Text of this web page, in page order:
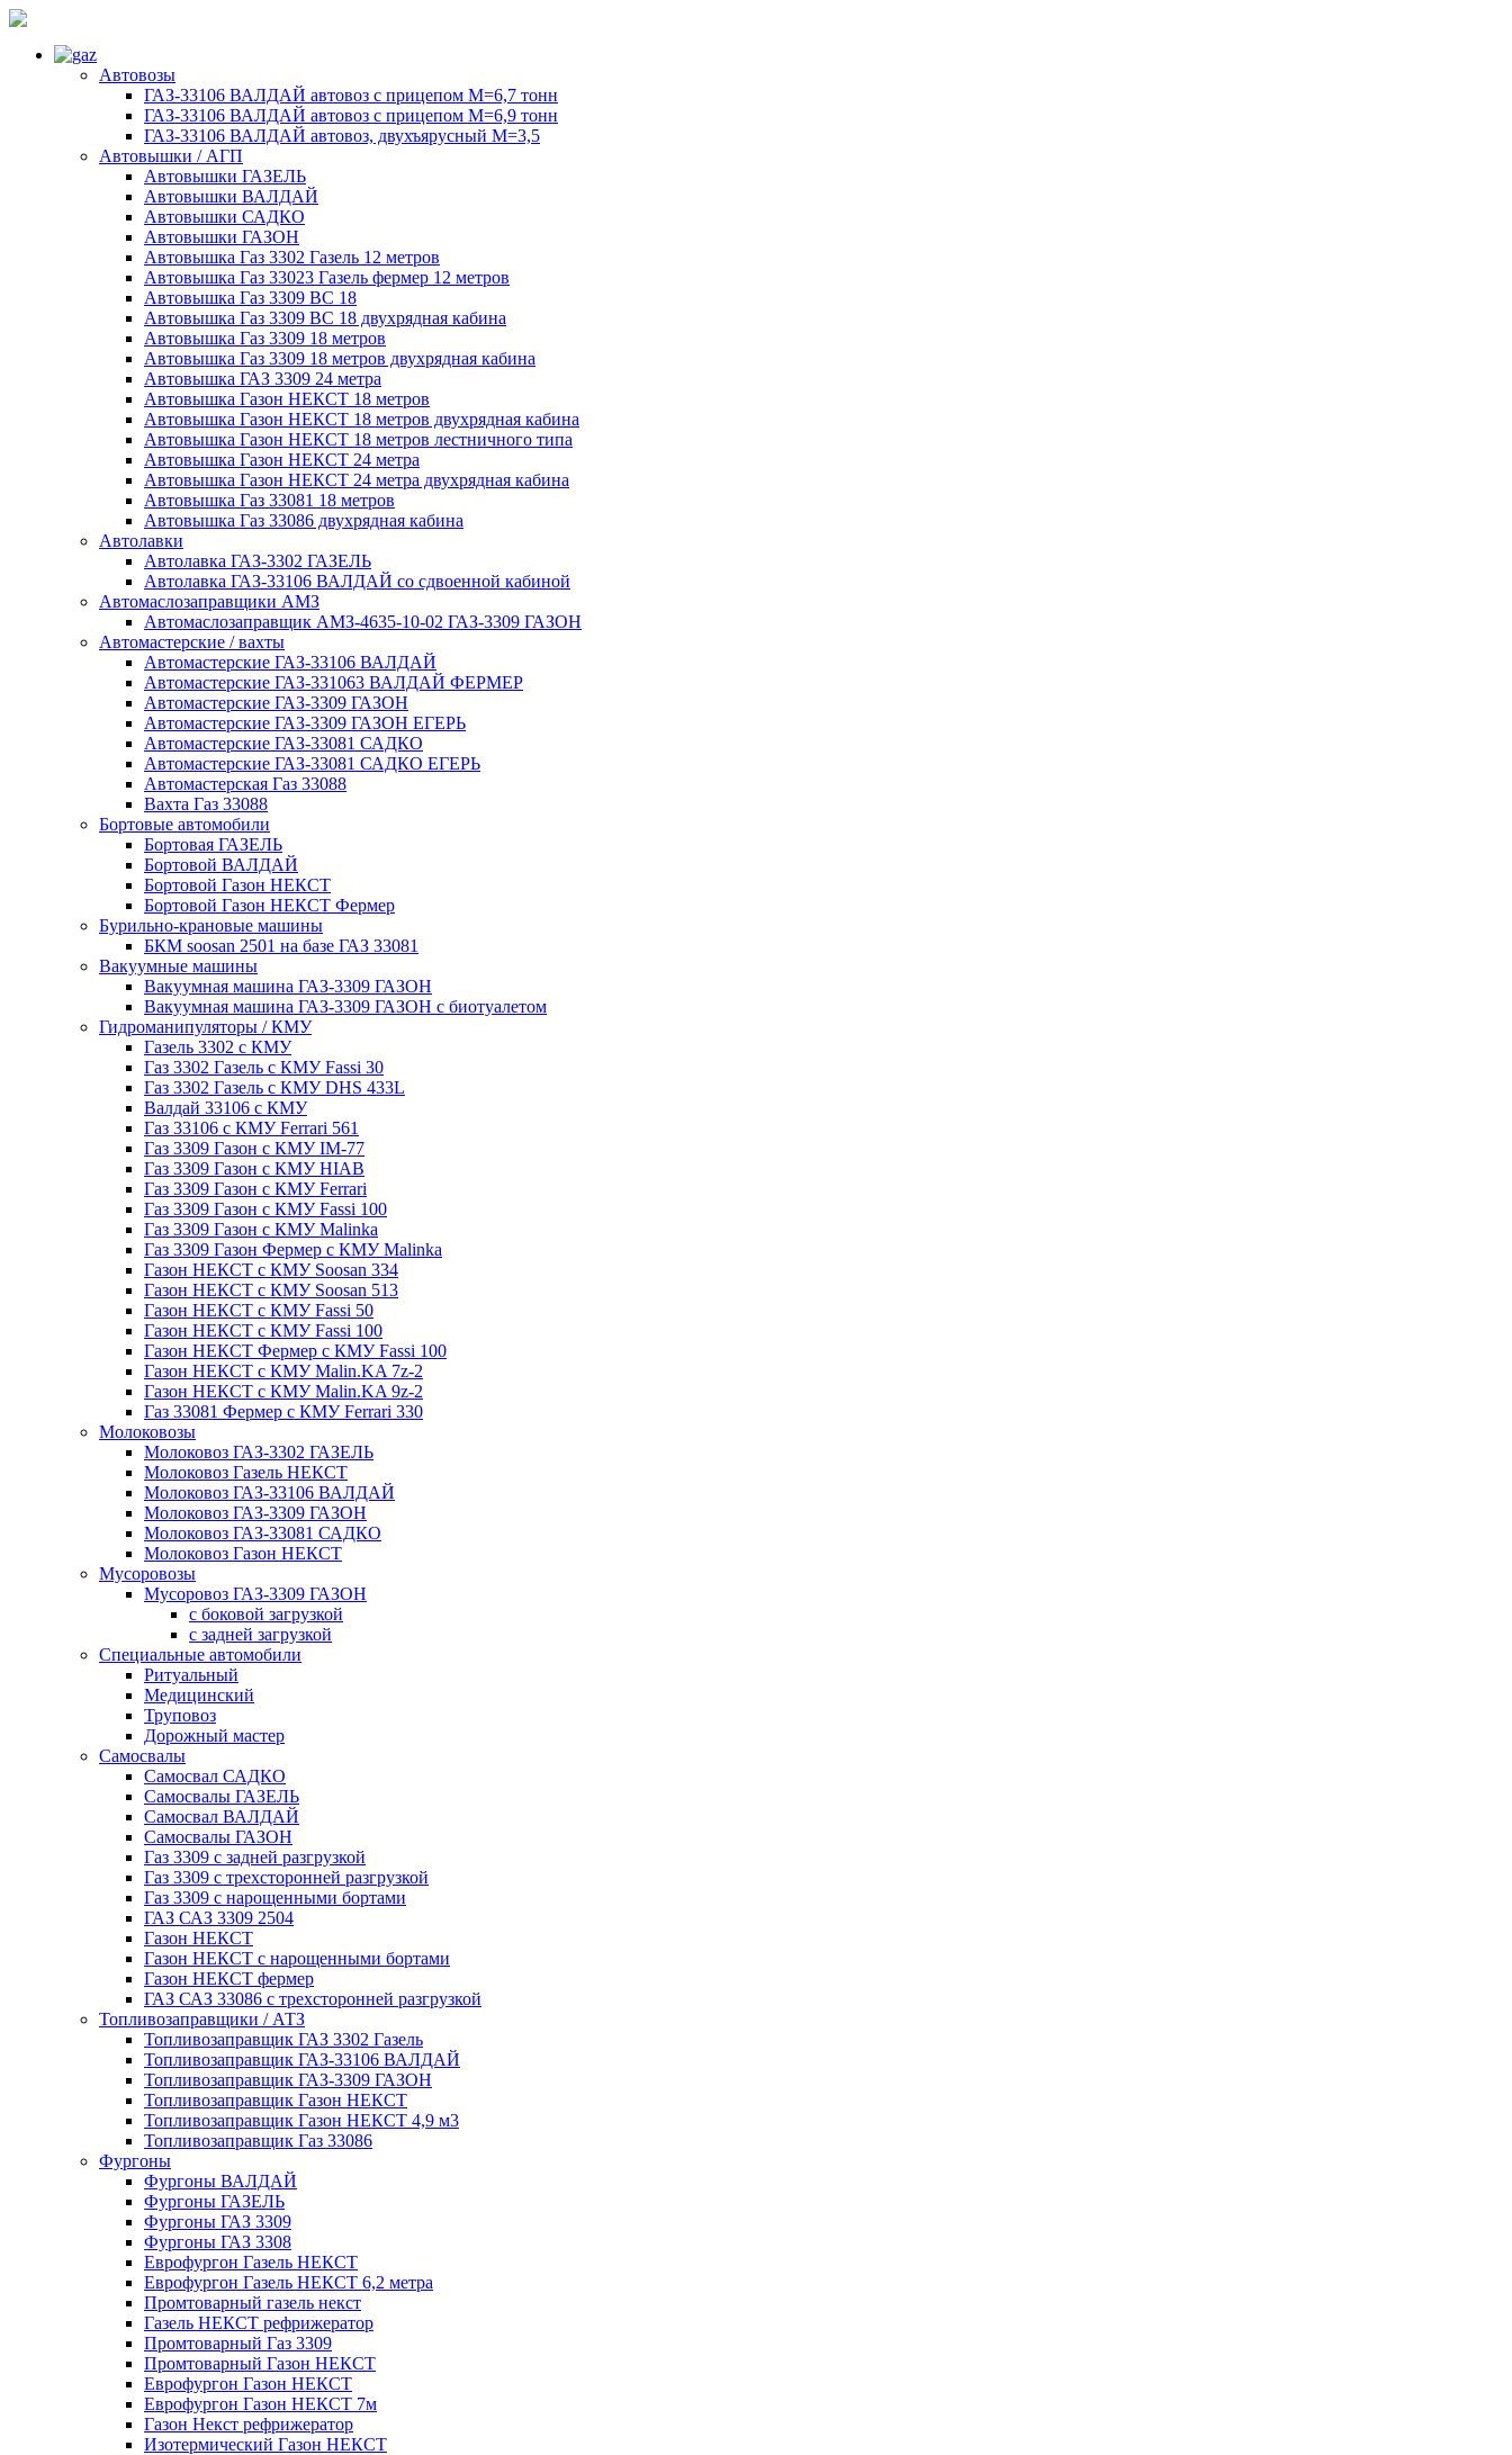
Автовозы
ГАЗ-33106 ВАЛДАЙ автовоз с прицепом М=6,7 тонн
ГАЗ-33106 ВАЛДАЙ автовоз с прицепом М=6,9 тонн
ГАЗ-33106 ВАЛДАЙ автовоз, двухъярусный М=3,5
Автовышки / АГП
Автовышки ГАЗЕЛЬ
Автовышки ВАЛДАЙ
Автовышки САДКО
Автовышки ГАЗОН
Автовышка Газ 3302 Газель 12 метров
Автовышка Газ 33023 Газель фермер 12 метров
Автовышка Газ 3309 ВС 18
Автовышка Газ 3309 ВС 18 двухрядная кабина
Автовышка Газ 3309 18 метров
Автовышка Газ 3309 18 метров двухрядная кабина
Автовышка ГАЗ 3309 24 метра
Автовышка Газон НЕКСТ 18 метров
Автовышка Газон НЕКСТ 18 метров двухрядная кабина
Автовышка Газон НЕКСТ 18 метров лестничного типа
Автовышка Газон НЕКСТ 24 метра
Автовышка Газон НЕКСТ 24 метра двухрядная кабина
Автовышка Газ 33081 18 метров
Автовышка Газ 33086 двухрядная кабина
Автолавки
Автолавка ГАЗ-3302 ГАЗЕЛЬ
Автолавка ГАЗ-33106 ВАЛДАЙ со сдвоенной кабиной
Автомаслозаправщики АМЗ
Автомаслозаправщик АМЗ-4635-10-02 ГАЗ-3309 ГАЗОН
Автомастерские / вахты
Автомастерские ГАЗ-33106 ВАЛДАЙ
Автомастерские ГАЗ-331063 ВАЛДАЙ ФЕРМЕР
Автомастерские ГАЗ-3309 ГАЗОН
Автомастерские ГАЗ-3309 ГАЗОН ЕГЕРЬ
Автомастерские ГАЗ-33081 САДКО
Автомастерские ГАЗ-33081 САДКО ЕГЕРЬ
Автомастерская Газ 33088
Вахта Газ 33088
Бортовые автомобили
Бортовая ГАЗЕЛЬ
Бортовой ВАЛДАЙ
Бортовой Газон НЕКСТ
Бортовой Газон НЕКСТ Фермер
Бурильно-крановые машины
БКМ soosan 2501 на базе ГАЗ 33081
Вакуумные машины
Вакуумная машина ГАЗ-3309 ГАЗОН
Вакуумная машина ГАЗ-3309 ГАЗОН с биотуалетом
Гидроманипуляторы / КМУ
Газель 3302 с КМУ
Газ 3302 Газель с КМУ Fassi 30
Газ 3302 Газель с КМУ DHS 433L
Валдай 33106 с КМУ
Газ 33106 с КМУ Ferrari 561
Газ 3309 Газон с КМУ IM-77
Газ 3309 Газон с КМУ HIAB
Газ 3309 Газон с КМУ Ferrari
Газ 3309 Газон с КМУ Fassi 100
Газ 3309 Газон с КМУ Malinka
Газ 3309 Газон Фермер с КМУ Malinka
Газон НЕКСТ с КМУ Soosan 334
Газон НЕКСТ с КМУ Soosan 513
Газон НЕКСТ с КМУ Fassi 50
Газон НЕКСТ с КМУ Fassi 100
Газон НЕКСТ Фермер с КМУ Fassi 100
Газон НЕКСТ с КМУ Malin.KA 7z-2
Газон НЕКСТ с КМУ Malin.KA 9z-2
Газ 33081 Фермер с КМУ Ferrari 330
Молоковозы
Молоковоз ГАЗ-3302 ГАЗЕЛЬ
Молоковоз Газель НЕКСТ
Молоковоз ГАЗ-33106 ВАЛДАЙ
Молоковоз ГАЗ-3309 ГАЗОН
Молоковоз ГАЗ-33081 САДКО
Молоковоз Газон НЕКСТ
Мусоровозы
Мусоровоз ГАЗ-3309 ГАЗОН
с боковой загрузкой
с задней загрузкой
Специальные автомобили
Ритуальный
Медицинский
Труповоз
Дорожный мастер
Самосвалы
Самосвал САДКО
Самосвалы ГАЗЕЛЬ
Самосвал ВАЛДАЙ
Самосвалы ГАЗОН
Газ 3309 с задней разгрузкой
Газ 3309 с трехсторонней разгрузкой
Газ 3309 с нарощенными бортами
ГАЗ САЗ 3309 2504
Газон НЕКСТ
Газон НЕКСТ с нарощенными бортами
Газон НЕКСТ фермер
ГАЗ САЗ 33086 с трехсторонней разгрузкой
Топливозаправщики / АТЗ
Топливозаправщик ГАЗ 3302 Газель
Топливозаправщик ГАЗ-33106 ВАЛДАЙ
Топливозаправщик ГАЗ-3309 ГАЗОН
Топливозаправщик Газон НЕКСТ
Топливозаправщик Газон НЕКСТ 4,9 м3
Топливозаправщик Газ 33086
Фургоны
Фургоны ВАЛДАЙ
Фургоны ГАЗЕЛЬ
Фургоны ГАЗ 3309
Фургоны ГАЗ 3308
Еврофургон Газель НЕКСТ
Еврофургон Газель НЕКСТ 6,2 метра
Промтоварный газель некст
Газель НЕКСТ рефрижератор
Промтоварный Газ 3309
Промтоварный Газон НЕКСТ
Еврофургон Газон НЕКСТ
Еврофургон Газон НЕКСТ 7м
Газон Некст рефрижератор
Изотермический Газон НЕКСТ